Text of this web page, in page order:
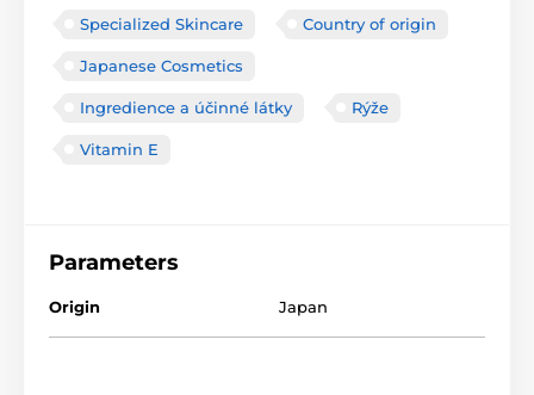
Specialized Skincare Country of origin
Japanese Cosmetics
Ingredience a účinné látky Rýže
Vitamin E
Parameters
Origin Japan